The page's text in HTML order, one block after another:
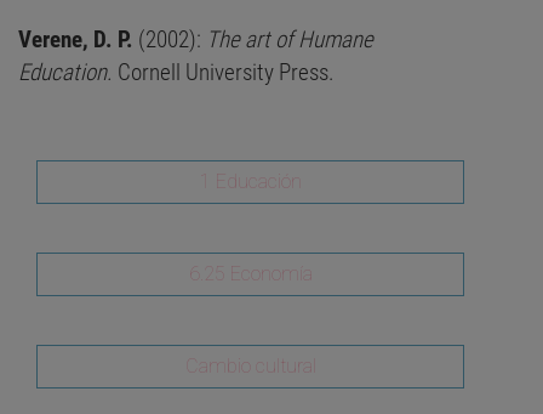
Verene, D. P. (2002): The art of Humane
Education. Cornell University Press.
1 Educación
6.25 Economía
Cambio cultural